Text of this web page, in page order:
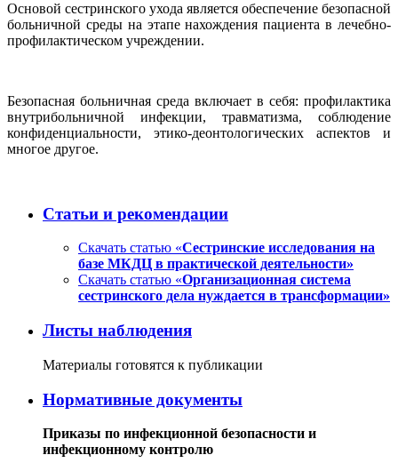
Основой сестринского ухода является обеспечение безопасной
больничной среды на этапе нахождения пациента в лечебно-
профилактическом учреждении.
Безопасная больничная среда включает в себя: профилактика
внутрибольничной инфекции, травматизма, соблюдение
конфиденциальности, этико-деонтологических аспектов и
многое другое.
Статьи и рекомендации
Скачать статью «Сестринские исследования на
базе МКДЦ в практической деятельности»
Скачать статью «Организационная система
сестринского дела нуждается в трансформации»
Листы наблюдения
Материалы готовятся к публикации
Нормативные документы
Приказы по инфекционной безопасности и
инфекционному контролю